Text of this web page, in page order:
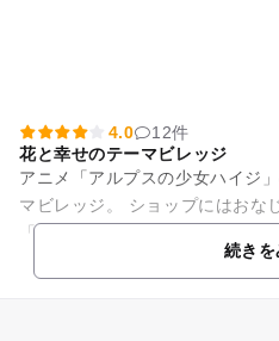
4.0
12件
花と幸せのテーマビレッジ
アニメ「アルプスの少女ハイジ
マビレッジ。 ショップにはおな
「白パン」や、かわいいぬいぐ
がたくさん並んでいます。...続きを